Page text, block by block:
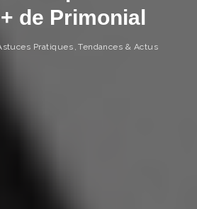
de Primonial
Pratiques Tendances & Actus